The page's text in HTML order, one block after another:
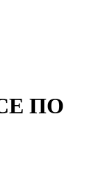
ПО